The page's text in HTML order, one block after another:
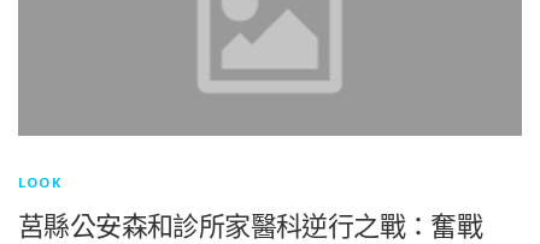
LOOK
莒縣公安森和診所家醫科逆行之戰：奮戰